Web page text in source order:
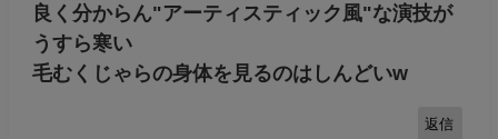
良く分からん"アーティスティック風"な演技が
うすら寒い
毛むくじゃらの身体を見るのはしんどいw
返信